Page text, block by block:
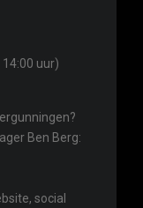
uur)
Ben Berg:
social